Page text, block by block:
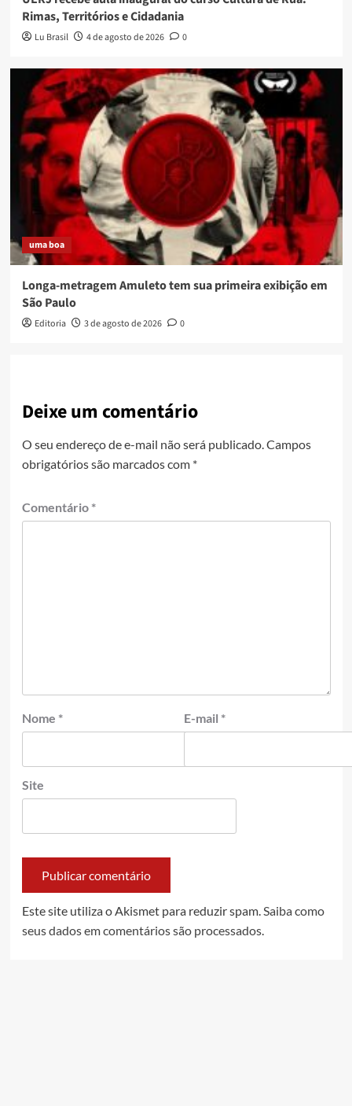
Rimas, Territórios e Cidadania
Lu Brasil 4 de agosto de 2026 0
uma boa
Longa-metragem Amuleto tem sua primeira exibição em
São Paulo
Editoria 3 de agosto de 2026 0
Deixe um comentário
O seu endereço de e-mail não será publicado.Campos
obrigatórios são marcados com *
Comentário *
Nome * E-mail *
Site
Este site utiliza o Akismet para reduzir spam.Saiba como
seus dados em comentários são processados.